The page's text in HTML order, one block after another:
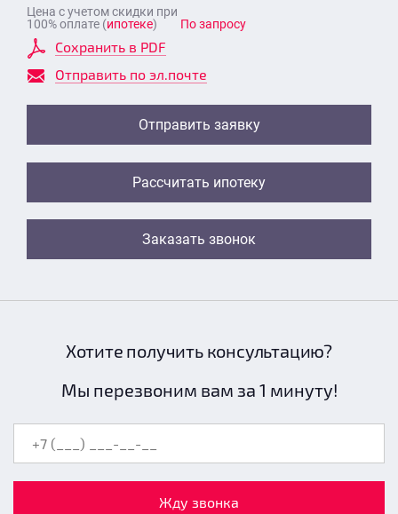
Цена с учетом скидки при
100% оплате (ипотеке) По запросу
Сохранить в PDF
Отправить по эл.почте
Отправить заявку
Рассчитать ипотеку
Заказать звонок
Отправить
Хотите получить консультацию?
Мы перезвоним вам за 1 минуту!
Жду звонка